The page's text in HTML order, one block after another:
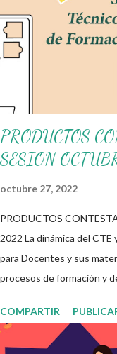
puedes unirte a:
didáctico donde se
didáctico. También te
padre Caja de
PRODUCTOS
SESION
octubre 27, 2022
PRODUCTOS
2022 La dinámica del
para Docentes y sus
procesos de formación y
genérico y no está
flexibilidad en la que se
COMPARTIR